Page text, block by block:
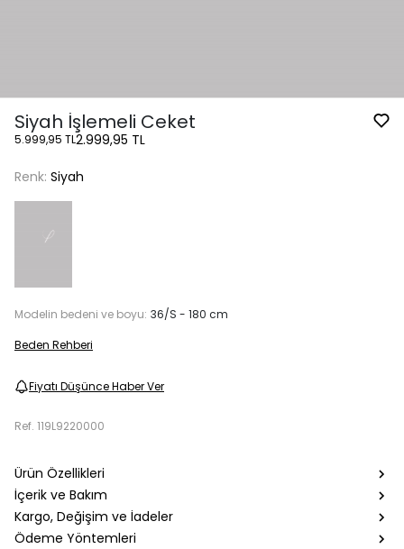
Siyah İşlemeli Ceket
5.999,95 TL2.999,95 TL
Renk: Siyah
Modelin bedeni ve boyu: 36/S - 180 cm
Beden Rehberi
Fiyatı Düşünce Haber Ver
Ref. 119L9220000
Ürün Özellikleri
İçerik ve Bakım
Kargo, Değişim ve İadeler
Ödeme Yöntemleri